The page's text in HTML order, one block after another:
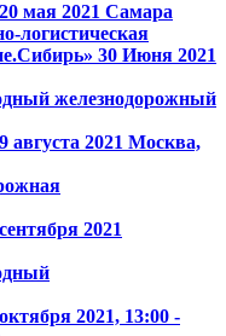
20 мая 2021 Самара
логистическая
30 Июня 2021
железнодорожный
августа 2021 Москва,
2021
2021, 13:00 -